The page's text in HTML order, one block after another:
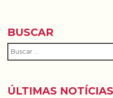
BUSCAR
ÚLTIMAS NOTÍCIAS